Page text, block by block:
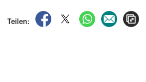
Teilen:
auf Facebook teilen
auf X teilen
per per E-